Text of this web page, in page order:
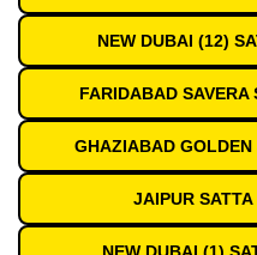
NEW DUBAI (12)
FARIDABAD SAVERA
GHAZIABAD
JAIPUR